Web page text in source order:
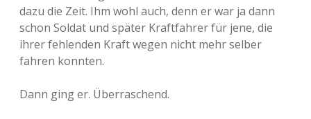
dazu die Zeit. Ihm wohl auch, denn er war ja dann
schon Soldat und später Kraftfahrer für jene, die
ihrer fehlenden Kraft wegen nicht mehr selber
fahren konnten.
Dann ging er. Überraschend.